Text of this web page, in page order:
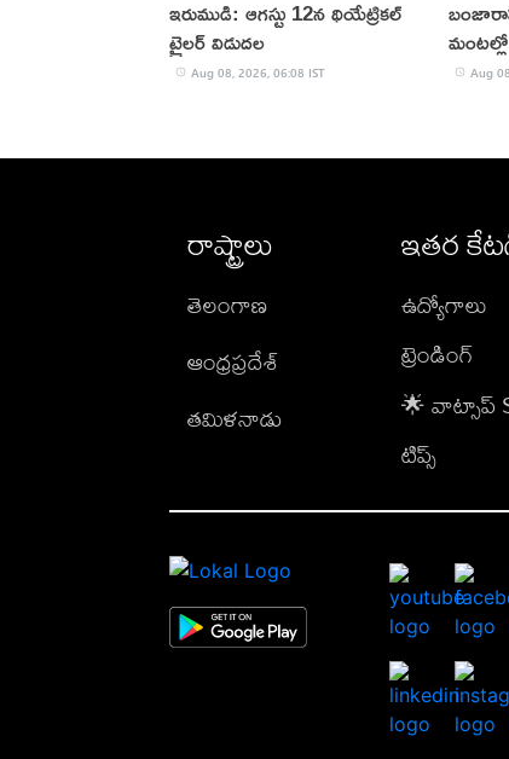
ఇరుముడి: ఆగస్టు 12న థియేట్రికల్
ట్రైలర్ విడుదల
Aug 08, 2026, 06:08 IST Aug
రాష్ట్రాలు
తెలంగాణ
ఆంధ్రప్రదేశ్
తమిళనాడు
ఇతర
ఉద్యోగాలు
ట్రెండింగ్
🌟 వాట్సాప్
టిప్స్